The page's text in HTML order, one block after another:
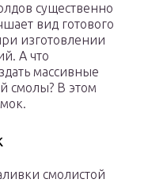
существенно
вид готового
изготовлении
А что
массивные
смолы? В этом
смолистой